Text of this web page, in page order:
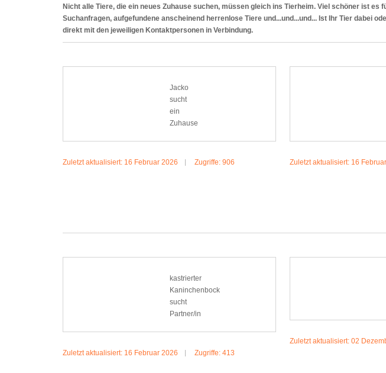
Nicht alle Tiere, die ein neues Zuhause suchen, müssen gleich ins Tierheim. Viel schöner ist
Suchanfragen, aufgefundene anscheinend herrenlose Tiere und...und...und... Ist Ihr Tier dabei
direkt mit den jeweiligen Kontaktpersonen in Verbindung.
Jacko
sucht
ein
Zuhause
Zuletzt aktualisiert: 16 Februar 2026 Zugriffe: 906 Zuletzt aktualisiert: 16
kastrierter
Kaninchenbock
sucht
Partner/in
Zuletzt aktualisiert: 16 Februar 2026 Zugriffe: 413
Zuletzt aktualisiert: 02